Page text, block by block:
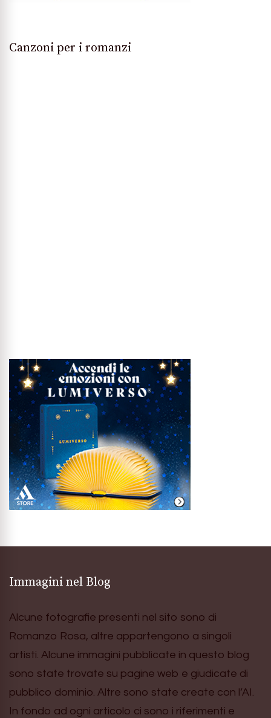
Canzoni per i romanzi
Immagini nel Blog
Alcune fotografie presenti nel sito sono di
Romanzo Rosa, altre appartengono a singoli
artisti. Alcune immagini pubblicate in questo blog
sono state trovate su pagine web e giudicate di
pubblico dominio. Altre sono state create con l’AI.
In fondo ad ogni articolo ci sono i riferimenti e